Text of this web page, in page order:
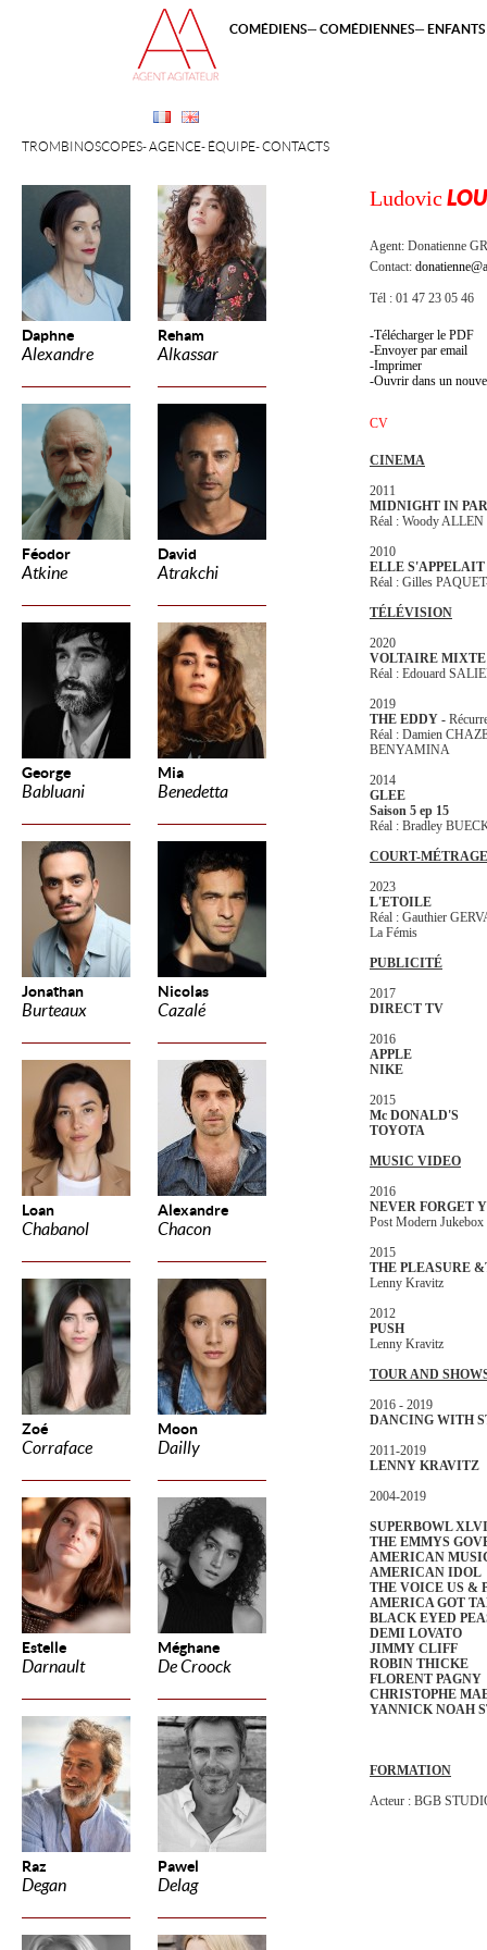
Daphne
Alexandre
Reham
Alkassar
Féodor
Atkine
David
Atrakchi
George
Babluani
Mia
Benedetta
Jonathan
Burteaux
Nicolas
Cazalé
Loan
Chabanol
Alexandre
Chacon
Zoé
Corraface
Moon
Dailly
Estelle
Darnault
Méghane
De Croock
Raz
Degan
Pawel
Delag
TROMBINOSCOPES AGENCE ÉQUIPE CONTACTS
COMÉDIENS COMÉDIENNES
Ludovic
Agent: Donatienne
Contact:
Tél : 01 47 23 05 46
Télécharger le PDF
Envoyer par email
Imprimer
Ouvrir dans un
CV
CINEMA
2011
MIDNIGHT IN
Réal : Woody ALLEN
2010
ELLE
Réal : Gilles
TÉLÉVISION
2020
VOLTAIRE MIXTE
Réal : Edouard
2019
THE EDDY -
Réal : Damien
BENYAMINA
2014
GLEE
Saison 5 ep 15
Réal : Bradley
COURT-MÉTRAGE
2023
L'ETOILE
Réal : Gauthier
La Fémis
PUBLICITÉ
2017
DIRECT TV
2016
APPLE
NIKE
2015
Mc DONALD'S
TOYOTA
MUSIC VIDEO
2016
NEVER FORGET
Post Modern Jukebox
2015
THE PLEASURE
Lenny Kravitz
2012
PUSH
Lenny Kravitz
TOUR AND
2016 - 2019
DANCING WITH
2011-2019
LENNY KRAVITZ
2004-2019
SUPERBOWL
THE EMMYS
AMERICAN
AMERICAN IDOL
THE VOICE US &
AMERICA GOT
BLACK EYED
DEMI LOVATO
JIMMY CLIFF
ROBIN THICKE
FLORENT PAGNY
CHRISTOPHE
YANNICK NOAH
FORMATION
Acteur : BGB